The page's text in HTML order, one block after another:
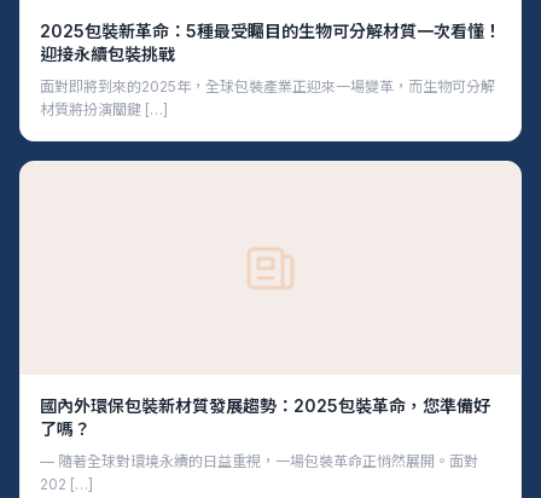
2025包裝新革命：5種最受矚目的生物可分解材質一次看懂！
迎接永續包裝挑戰
面對即將到來的2025年，全球包裝產業正迎來一場變革，而生物可分解
材質將扮演關鍵 […]
國內外環保包裝新材質發展趨勢：2025包裝革命，您準備好
了嗎？
— 隨著全球對環境永續的日益重視，一場包裝革命正悄然展開。面對
202 […]